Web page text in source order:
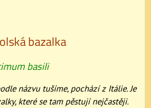
bazalka
basili
názvu tušíme, pochází z Itálie. Je
které se tam pěstují nejčastěji.